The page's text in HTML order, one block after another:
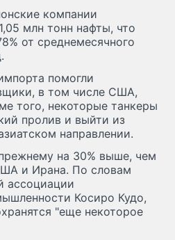
компании
млн тонн нафты, что
от среднемесячного
помогли
в том числе США,
того, некоторые танкеры
пролив и выйти из
направлении.
на 30% выше, чем
и Ирана. По словам
ассоциации
Косиро Кудо,
"еще некоторое